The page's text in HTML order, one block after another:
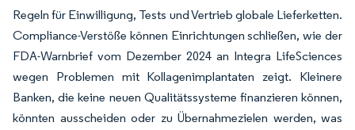
Regeln für Einwilligung, Tests und Vertrieb globale Lieferketten.
Compliance-Verstöße können Einrichtungen schließen, wie der
FDA-Warnbrief vom Dezember 2024 an Integra LifeSciences
wegen Problemen mit Kollagenimplantaten zeigt. Kleinere
Banken, die keine neuen Qualitätssysteme finanzieren können,
könnten ausscheiden oder zu Übernahmezielen werden, was